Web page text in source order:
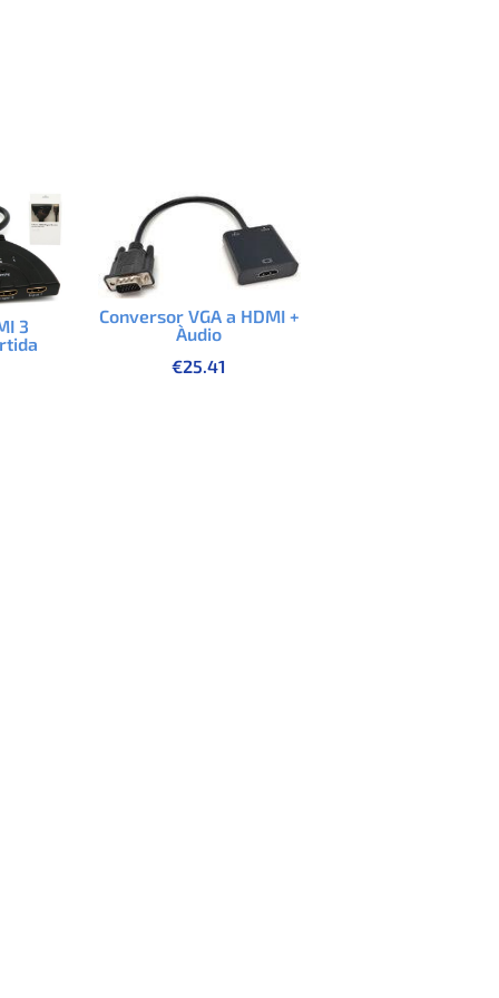
3
Conversor VGA a HDMI +
Àudio
€25.41